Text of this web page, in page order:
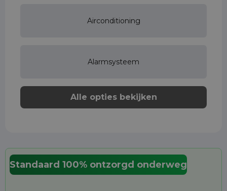
Airconditioning
Alarmsysteem
Alle opties bekijken
Standaard 100% ontzorgd onderweg